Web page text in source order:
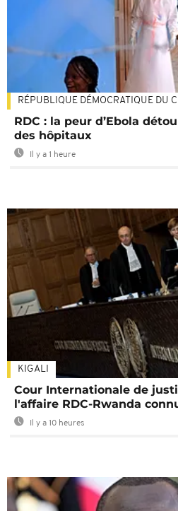
RÉPUBLIQUE DÉMOCRATIQUE DU
RDC : la peur d’Ebola
des hôpitaux
Il y a 1 heure
KIGALI
Cour Internationale de
l'affaire RDC-Rwanda
Il y a 10 heures